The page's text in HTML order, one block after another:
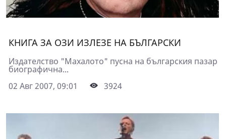
КНИГА ЗА ОЗИ ИЗЛЕЗЕ НА БЪЛГАРСКИ
Издателство "Махалото" пусна на българския пазар
биографична...
02 Авг 2007, 09:01
3924